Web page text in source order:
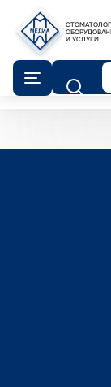
И УСЛУГИ
Поиск